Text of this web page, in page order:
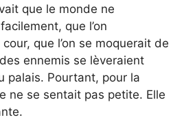
que le monde ne
que l’on
que l’on se moquerait de
ennemis se lèveraient
palais. Pourtant, pour la
ne se sentait pas petite. Elle